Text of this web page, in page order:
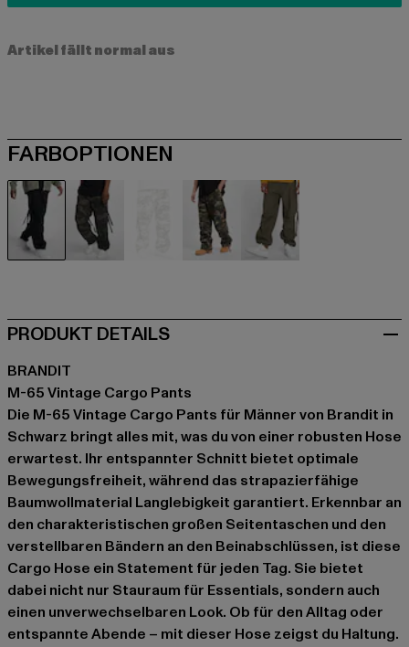
Artikel fällt normal aus
FARBOPTIONEN
PRODUKT DETAILS
BRANDIT
M-65 Vintage Cargo Pants
Die M-65 Vintage Cargo Pants für Männer von Brandit in
Schwarz bringt alles mit, was du von einer robusten Hose
erwartest. Ihr entspannter Schnitt bietet optimale
Bewegungsfreiheit, während das strapazierfähige
Baumwollmaterial Langlebigkeit garantiert. Erkennbar an
den charakteristischen großen Seitentaschen und den
verstellbaren Bändern an den Beinabschlüssen, ist diese
Cargo Hose ein Statement für jeden Tag. Sie bietet
dabei nicht nur Stauraum für Essentials, sondern auch
einen unverwechselbaren Look. Ob für den Alltag oder
entspannte Abende – mit dieser Hose zeigst du Haltung.